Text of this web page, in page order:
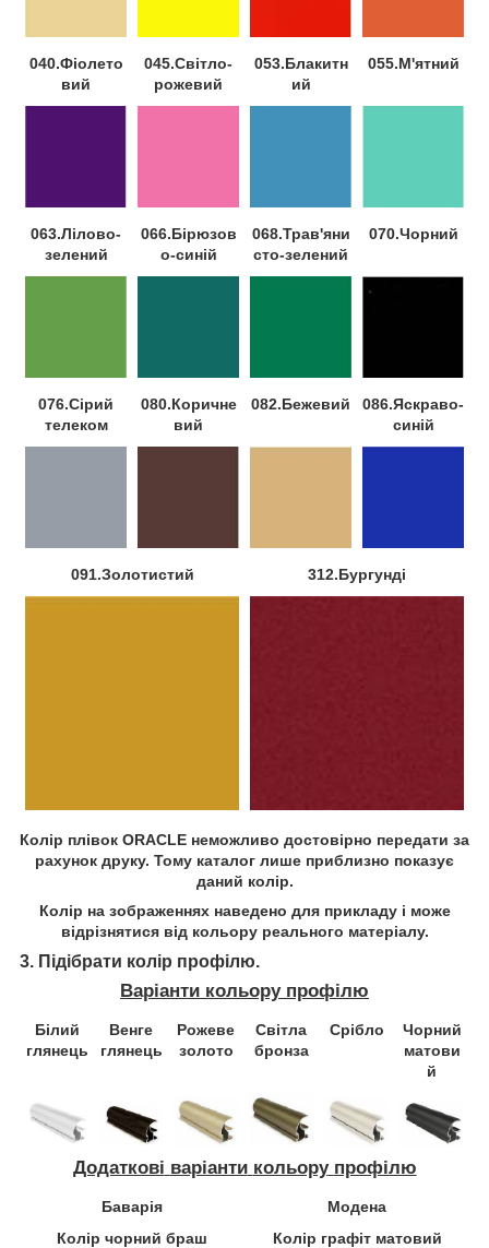
040.Фіолето
вий
045.Світло-
рожевий
053.Блакитн
ий
055.М'ятний
063.Лілово-
зелений
066.Бірюзов
о-синій
068.Трав'яни
сто-зелений
070.Чорний
076.Сірий
телеком
080.Коричне
вий
082.Бежевий
086.Яскраво-
синій
091.Золотистий 312.Бургунді
Колір плівок ORACLE неможливо достовірно передати за
рахунок друку. Тому каталог лише приблизно показує
даний колір.
Колір на зображеннях наведено для прикладу і може
відрізнятися від кольору реального матеріалу.
3. Підібрати колір профілю.
Варіанти кольору профілю
Білий
глянець
Венге
глянець
Рожеве
золото
Світла
бронза
Срібло
Чорний
матови
й
Додаткові варіанти кольору профілю
Баварія
Модена
Колір чорний браш
Колір графіт матовий